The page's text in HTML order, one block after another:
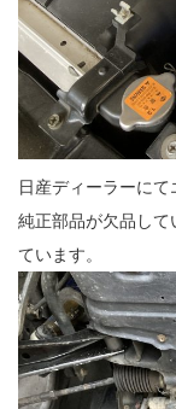
日産ディーラーにて
純正部品が欠品し
ています。